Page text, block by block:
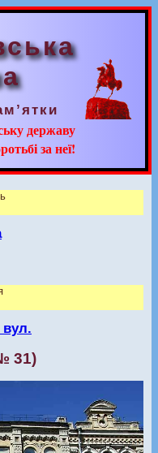
державу
за неї!
31)